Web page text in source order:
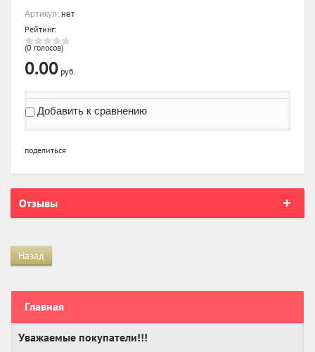
Главная
Уважаемые покупатели!!!
Артикул: нет
Рейтинг:
(0 голосов)
0.00 руб.
Добавить к сравнению
поделиться
Отзывы
Назад